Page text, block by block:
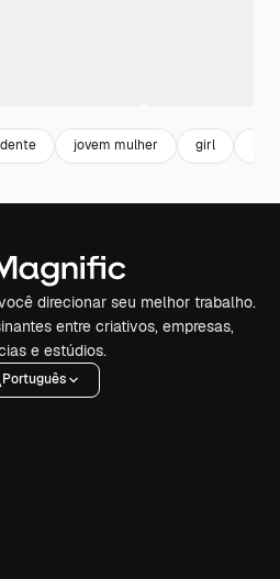
jovem mulher girl
direcionar seu melhor trabalho.
entre criativos, empresas,
e estúdios.
Português